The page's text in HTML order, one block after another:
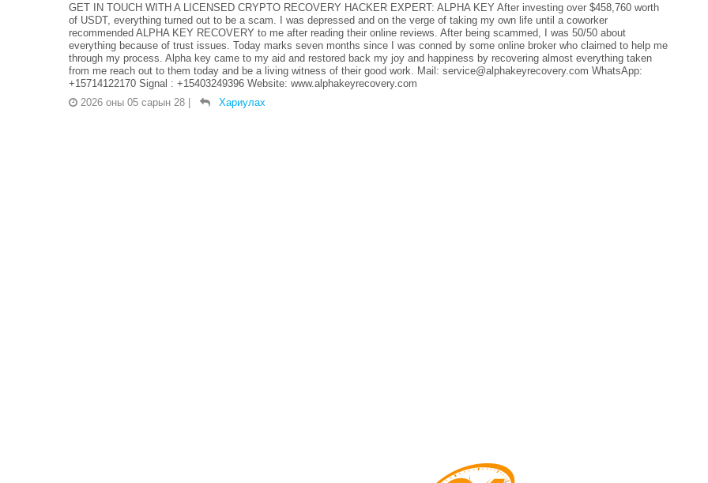
GET IN TOUCH WITH A LICENSED CRYPTO RECOVERY HACKER EXPERT: ALPHA KEY After investing over $458,760 worth
of USDT, everything turned out to be a scam. I was depressed and on the verge of taking my own life until a coworker
recommended ALPHA KEY RECOVERY to me after reading their online reviews. After being scammed, I was 50/50 about
everything because of trust issues. Today marks seven months since I was conned by some online broker who claimed to help me
through my process. Alpha key came to my aid and restored back my joy and happiness by recovering almost everything taken
from me reach out to them today and be a living witness of their good work. Mail: service@alphakeyrecovery.com WhatsApp:
+15714122170 Signal : +15403249396 Website: www.alphakeyrecovery.com
2026 оны 05 сарын 28
Хариулах